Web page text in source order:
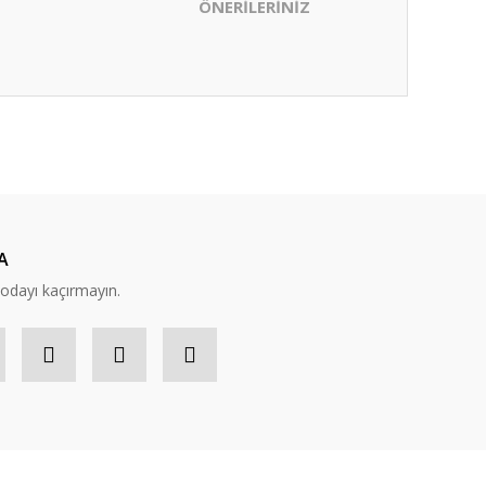
ÖNERİLERİNİZ
kaçırmayın.